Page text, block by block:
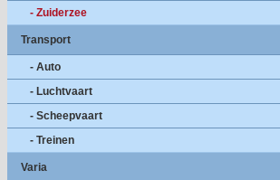
- Zuiderzee
Transport
- Auto
- Luchtvaart
- Scheepvaart
- Treinen
Varia